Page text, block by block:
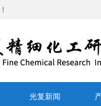
！
光复新闻